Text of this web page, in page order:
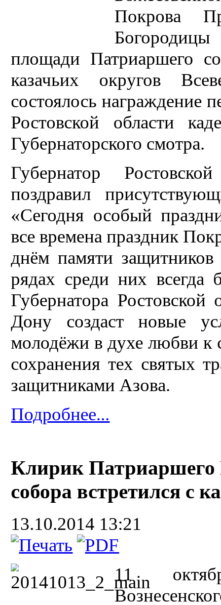
Покрова
площади Патриаршего
казачьих округов
состоялось награждение
Ростовской области
Губернаторского смотра.
Губернатор
поздравил
«Сегодня особый
все времена праздник
днём памяти
рядах среди них
Губернатора Ростовской
Дону создаст новые
молодёжи в духе любви к
сохранения тех святых
защитниками Азова.
Подробнее...
Клирик Патриаршего
собора встретился с
13.10.2014 13:21
11